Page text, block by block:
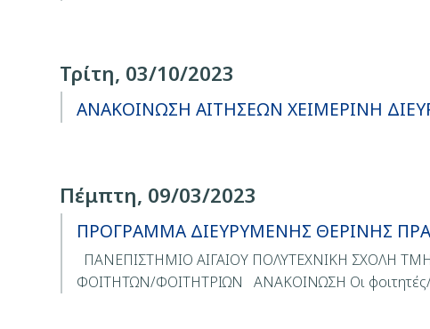
Τρίτη, 03/10/2023
ΑΝΑΚΟΙΝΩΣΗ ΑΙΤΗΣΕΩΝ ΧΕΙΜΕΡΙΝΗ
Πέμπτη, 09/03/2023
ΠΡΟΓΡΑΜΜΑ ΔΙΕΥΡΥΜΕΝΗΣ ΘΕΡΙΝΗΣ
ΠΑΝΕΠΙΣΤΗΜΙΟ ΑΙΓΑΙΟΥ ΠΟΛΥΤΕΧΝΙΚΗ ΣΧΟΛΗ
ΦΟΙΤΗΤΩΝ/ΦΟΙΤΗΤΡΙΩΝ ΑΝΑΚΟΙΝΩΣΗ Οι φοιτητές/